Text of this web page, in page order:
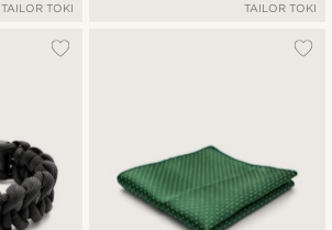
TAILOR TOKI TAILOR TOKI